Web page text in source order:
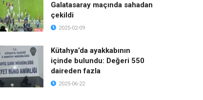
Galatasaray maçında sahadan
çekildi
2025-02-09
Kütahya’da ayakkabının
içinde bulundu: Değeri 550
daireden fazla
2025-06-22